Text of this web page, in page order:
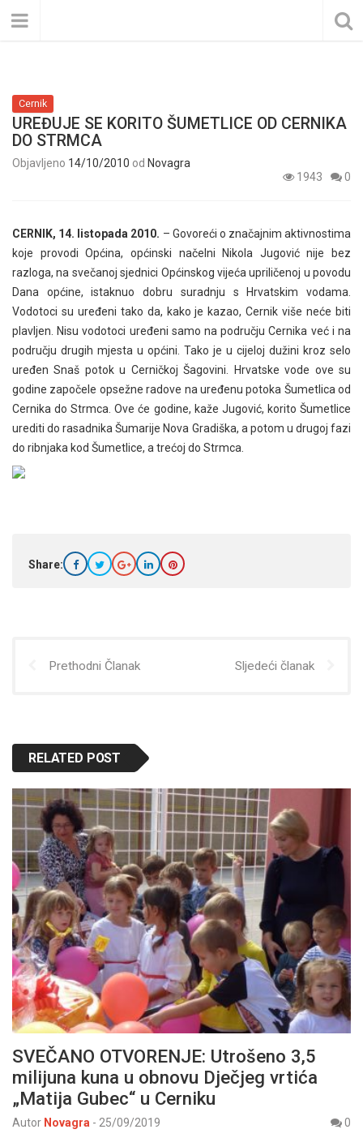
Cernik
UREĐUJE SE KORITO ŠUMETLICE OD CERNIKA
DO STRMCA
Objavljeno 14/10/2010 od Novagra
1943
0
CERNIK, 14. listopada 2010. – Govoreći o značajnim aktivnostima
koje provodi Općina, općinski načelni Nikola Jugović nije bez
razloga, na svečanoj sjednici Općinskog vijeća upriličenoj u povodu
Dana općine, istaknuo dobru suradnju s Hrvatskim vodama.
Vodotoci su uređeni tako da, kako je kazao, Cernik više neće biti
plavljen. Nisu vodotoci uređeni samo na području Cernika već i na
području drugih mjesta u općini. Tako je u cijeloj dužini kroz selo
uređen Snaš potok u Cerničkoj Šagovini. Hrvatske vode ove su
godine započele opsežne radove na uređenu potoka Šumetlica od
Cernika do Strmca. Ove će godine, kaže Jugović, korito Šumetlice
urediti do rasadnika Šumarije Nova Gradiška, a potom u drugoj fazi
do ribnjaka kod Šumetlice, a trećoj do Strmca.
Share:
Prethodni Članak Sljedeći članak
RELATED POST
SVEČANO OTVORENJE: Utrošeno 3,5
milijuna kuna u obnovu Dječjeg vrtića
„Matija Gubec“ u Cerniku
Autor Novagra - 25/09/2019
0